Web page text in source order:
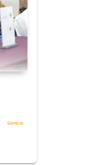
General